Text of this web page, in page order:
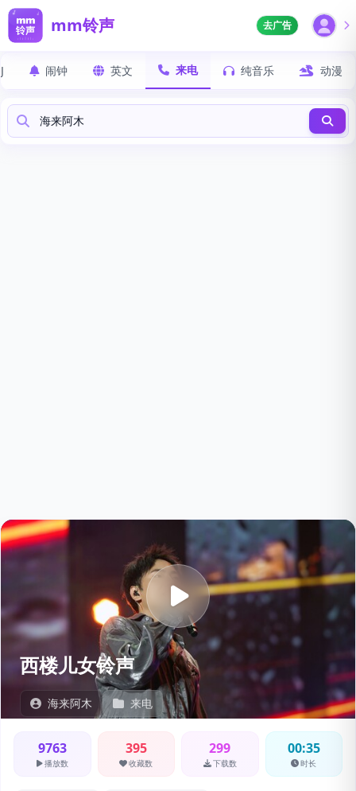
mm铃声 去广告
闹钟 英文 来电 纯音乐 动漫
西楼儿女铃声
海来阿木 来电
9763
播放数
395
收藏数
299
下载数
00:35
时长